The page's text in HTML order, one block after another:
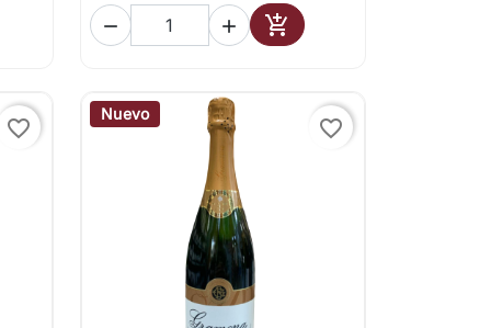
al carrito
  
Añadir al carrito
favorite_border
Nuevo
favorite_border